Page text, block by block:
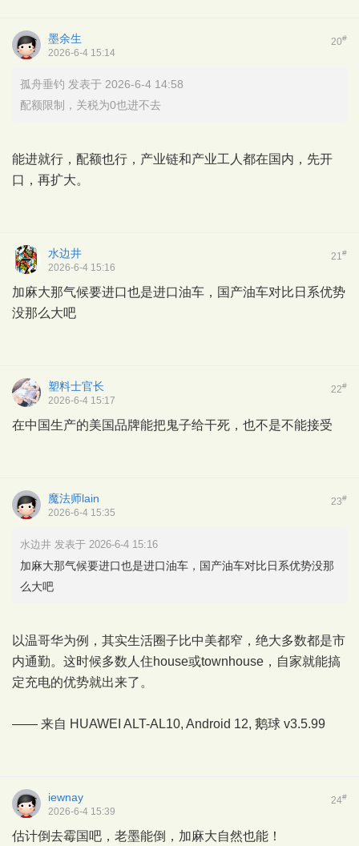
20#
墨余生
2026-6-4 15:14
孤舟垂钓 发表于 2026-6-4 14:58
配额限制，关税为0也进不去
能进就行，配额也行，产业链和产业工人都在国内，先开
口，再扩大。
21#
水边井
2026-6-4 15:16
加麻大那气候要进口也是进口油车，国产油车对比日系优势
没那么大吧
22#
塑料士官长
2026-6-4 15:17
在中国生产的美国品牌能把鬼子给干死，也不是不能接受
23#
魔法师lain
2026-6-4 15:35
水边井 发表于 2026-6-4 15:16
加麻大那气候要进口也是进口油车，国产油车对比日系优势没那
么大吧
以温哥华为例，其实生活圈子比中美都窄，绝大多数都是市
内通勤。这时候多数人住house或townhouse，自家就能搞
定充电的优势就出来了。
—— 来自 HUAWEI ALT-AL10, Android 12, 鹅球 v3.5.99
24#
iewnay
2026-6-4 15:39
估计倒去霉国吧，老墨能倒，加麻大自然也能！